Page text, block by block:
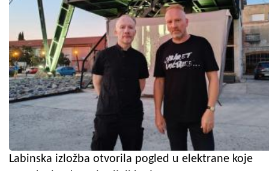
Labinska izložba otvorila pogled u elektrane koje